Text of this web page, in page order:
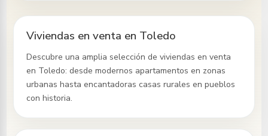
Viviendas en venta en Toledo
Descubre una amplia selección de viviendas en venta
en Toledo: desde modernos apartamentos en zonas
urbanas hasta encantadoras casas rurales en pueblos
con historia.